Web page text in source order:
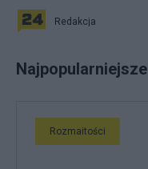
Redakcja
Najpopularniejsze
Rozmaitości